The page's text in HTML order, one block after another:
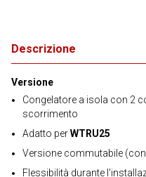
Descrizione
Versione
Congelatore a isola con 2
scorrimento
Adatto perWTRU25
Versione commutabile
Flessibilità durante